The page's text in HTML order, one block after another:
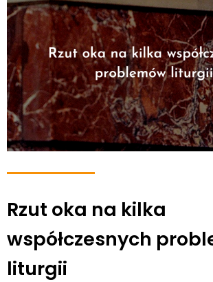
Rzut oka na kilka
współczesnych
liturgii